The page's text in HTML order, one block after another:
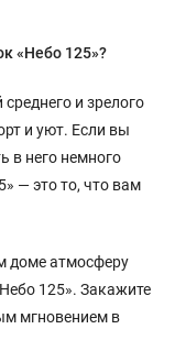
«Небо 125»?
и зрелого
и уют. Если вы
в него немного
— это то, что вам
доме атмосферу
125». Закажите
мгновением в